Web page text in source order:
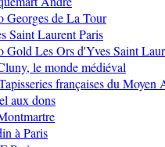
Georges de La Tour
Saint Laurent Paris
Gold Les Ors d'Yves Saint
le monde médiéval
françaises du Moyen
aux dons
à Paris